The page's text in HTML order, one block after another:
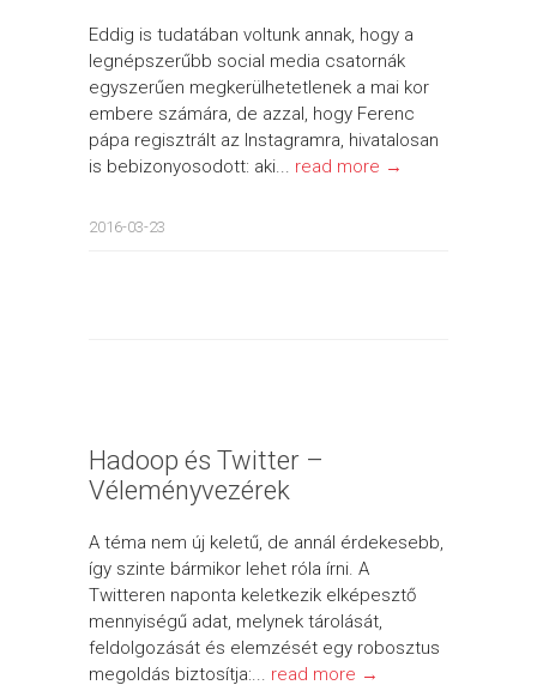
Eddig is tudatában voltunk annak, hogy a
legnépszerűbb social media csatornák
egyszerűen megkerülhetetlenek a mai kor
embere számára, de azzal, hogy Ferenc
pápa regisztrált az Instagramra, hivatalosan
is bebizonyosodott: aki... read more →
2016-03-23
Hadoop és Twitter –
Véleményvezérek
A téma nem új keletű, de annál érdekesebb,
így szinte bármikor lehet róla írni. A
Twitteren naponta keletkezik elképesztő
mennyiségű adat, melynek tárolását,
feldolgozását és elemzését egy robosztus
megoldás biztosítja:... read more →